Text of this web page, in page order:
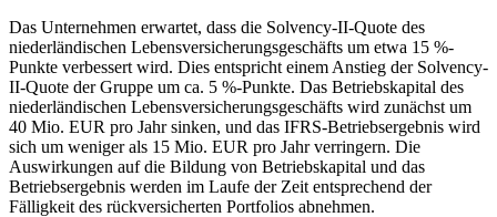
Das Unternehmen erwartet, dass die Solvency-II-Quote des
niederländischen Lebensversicherungsgeschäfts um etwa 15 %-
Punkte verbessert wird. Dies entspricht einem Anstieg der Solvency-
II-Quote der Gruppe um ca. 5 %-Punkte. Das Betriebskapital des
niederländischen Lebensversicherungsgeschäfts wird zunächst um
40 Mio. EUR pro Jahr sinken, und das IFRS-Betriebsergebnis wird
sich um weniger als 15 Mio. EUR pro Jahr verringern. Die
Auswirkungen auf die Bildung von Betriebskapital und das
Betriebsergebnis werden im Laufe der Zeit entsprechend der
Fälligkeit des rückversicherten Portfolios abnehmen.